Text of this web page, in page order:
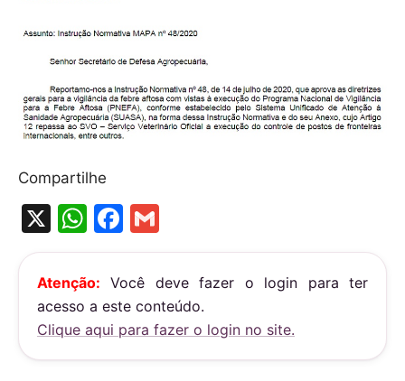
Compartilhe
X
W
h
at
s
A
p
F
a
c
e
b
o
m
ai
l
Atenção: Você deve fazer o login para ter
acesso a este conteúdo.
Clique aqui para fazer o login no site.